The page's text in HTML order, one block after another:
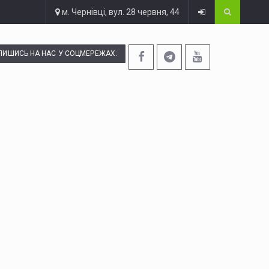
м. Чернівці, вул. 28 червня, 44
НА НАС У СОЦМЕРЕЖАХ: